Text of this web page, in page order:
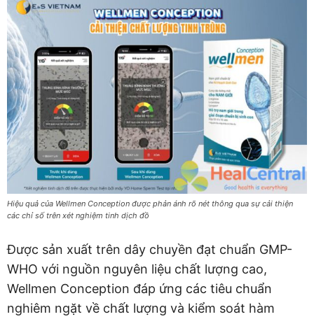
Hiệu quả của Wellmen Conception được phản ánh rõ nét thông qua sự cải thiện
các chỉ số trên xét nghiệm tinh dịch đồ
Được sản xuất trên dây chuyền đạt chuẩn GMP-
WHO với nguồn nguyên liệu chất lượng cao,
Wellmen Conception đáp ứng các tiêu chuẩn
nghiêm ngặt về chất lượng và kiểm soát hàm